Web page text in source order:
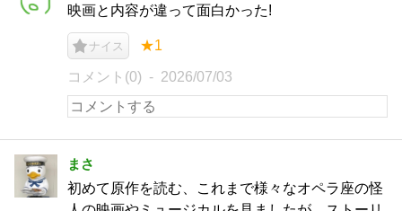
映画と内容が違って面白かった!
ナイス ★1
コメント(0) 2026/07/03
まさ
初めて原作を読む、これまで様々なオペラ座の怪